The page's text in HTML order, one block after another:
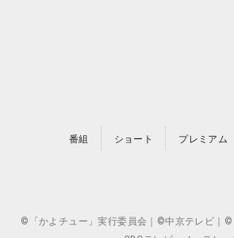
番組 ショート プレミアム
©「かよチュー」実行委員会｜©中京テレビ｜©